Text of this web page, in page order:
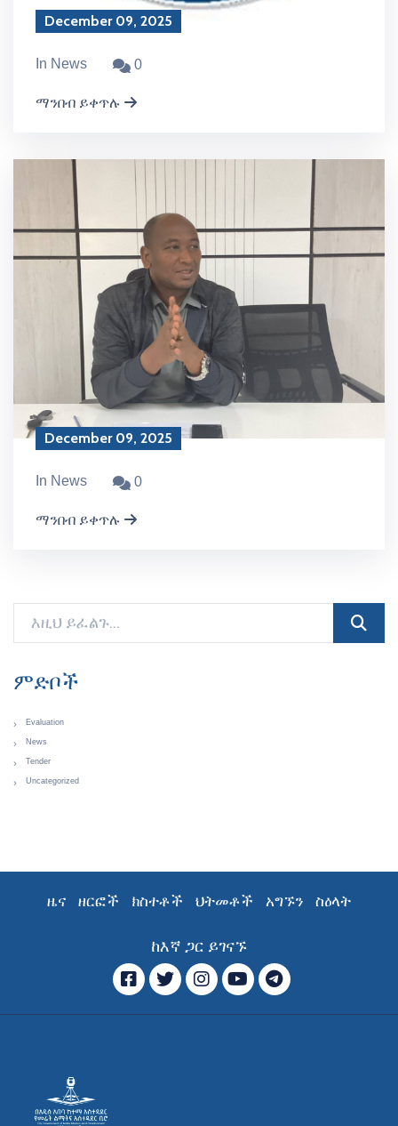
December 09, 2025
In News 0
ማንበብ ይቀጥሉ
December 09, 2025
In News 0
ማንበብ ይቀጥሉ
ምድቦች
Evaluation
News
Tender
Uncategorized
ዜና ዘርፎች ክስተቶች ህትመቶች አግኙን ስዕላት
ከእኛ ጋር ይገናኙ
ፌስቡክትዊተርኢንስታግራም
ዩ ቲዩብቴሌግራም